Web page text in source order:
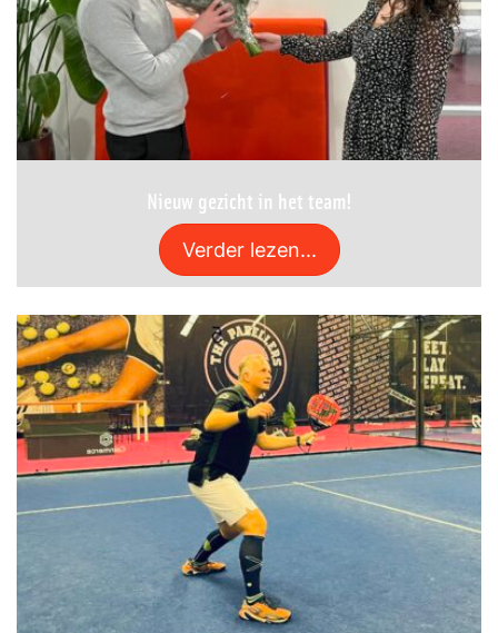
Nieuw gezicht in het team!
Verder lezen...